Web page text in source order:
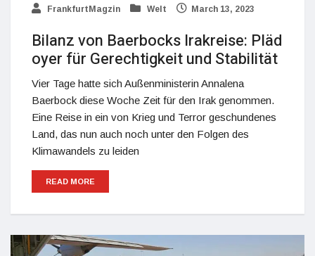
FrankfurtMagzin Welt March 13, 2023
Bilanz von Baerbocks Irakreise: Pläd
oyer für Gerechtigkeit und Stabilität
Vier Tage hatte sich Außenministerin Annalena
Baerbock diese Woche Zeit für den Irak genommen.
Eine Reise in ein von Krieg und Terror geschundenes
Land, das nun auch noch unter den Folgen des
Klimawandels zu leiden
READ MORE